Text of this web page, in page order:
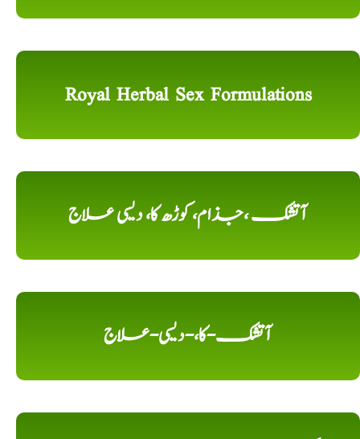
Royal Herbal Sex Formulations
آتشک ،جذام، کوڑھ کا، دیسی علاج
آتشک-کا،-دیسی-علاج